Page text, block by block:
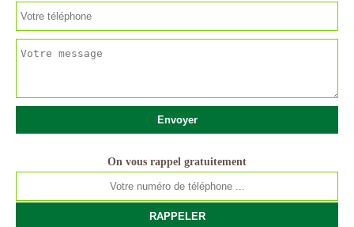
On vous rappel gratuitement